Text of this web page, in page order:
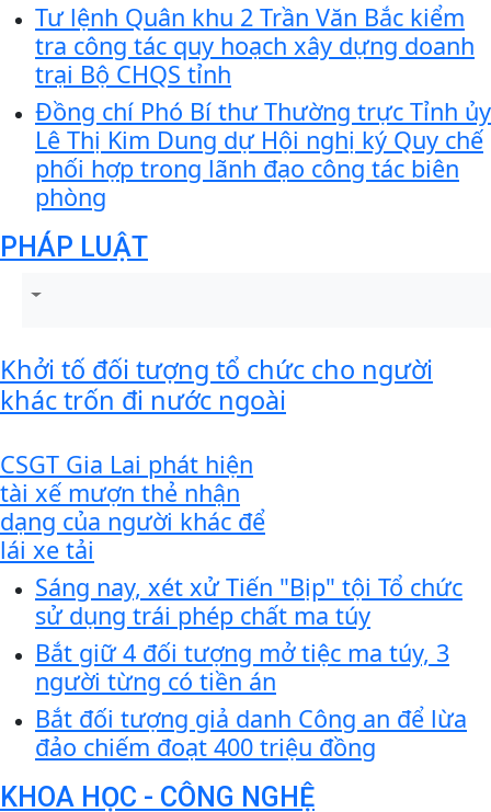
Tư lệnh Quân khu 2 Trần Văn Bắc kiểm
tra công tác quy hoạch xây dựng doanh
trại Bộ CHQS tỉnh
Đồng chí Phó Bí thư Thường trực Tỉnh ủy
Lê Thị Kim Dung dự Hội nghị ký Quy chế
phối hợp trong lãnh đạo công tác biên
phòng
PHÁP LUẬT
Khởi tố đối tượng tổ chức cho người
khác trốn đi nước ngoài
CSGT Gia Lai phát hiện
tài xế mượn thẻ nhận
dạng của người khác để
lái xe tải
Sáng nay, xét xử Tiến "Bịp" tội Tổ chức
sử dụng trái phép chất ma túy
Bắt giữ 4 đối tượng mở tiệc ma túy, 3
người từng có tiền án
Bắt đối tượng giả danh Công an để lừa
đảo chiếm đoạt 400 triệu đồng
KHOA HỌC - CÔNG NGHỆ